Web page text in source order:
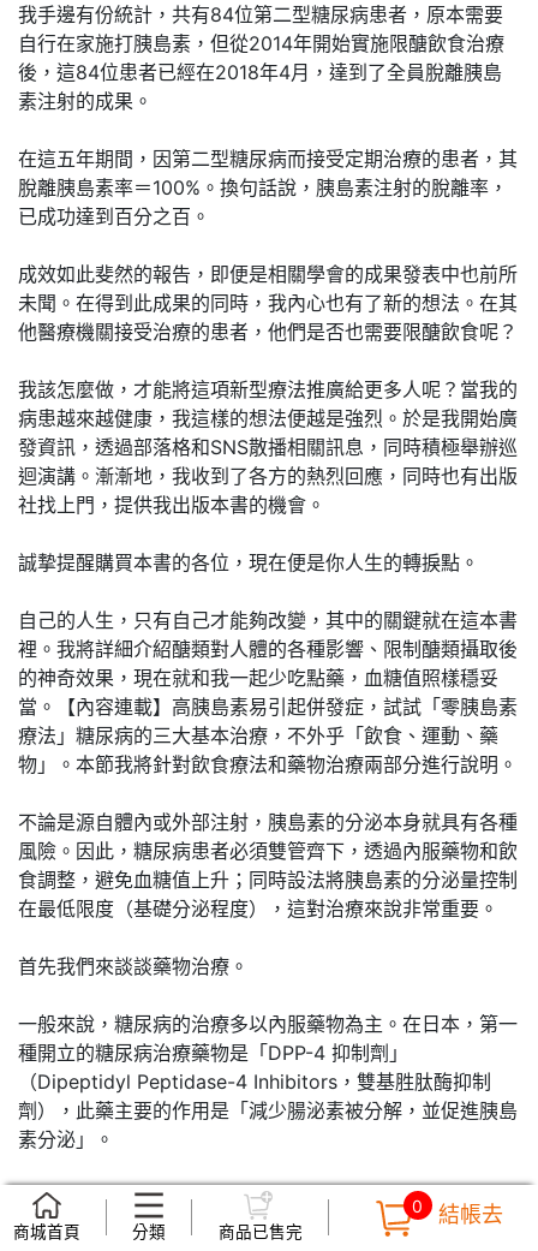
我手邊有份統計，共有84位第二型糖尿病患者，原本需要
自行在家施打胰島素，但從2014年開始實施限醣飲食治療
後，這84位患者已經在2018年4月，達到了全員脫離胰島
素注射的成果。
在這五年期間，因第二型糖尿病而接受定期治療的患者，其
脫離胰島素率＝100%。換句話說，胰島素注射的脫離率，
已成功達到百分之百。
成效如此斐然的報告，即便是相關學會的成果發表中也前所
未聞。在得到此成果的同時，我內心也有了新的想法。在其
他醫療機關接受治療的患者，他們是否也需要限醣飲食呢？
我該怎麼做，才能將這項新型療法推廣給更多人呢？當我的
病患越來越健康，我這樣的想法便越是強烈。於是我開始廣
發資訊，透過部落格和SNS散播相關訊息，同時積極舉辦巡
迴演講。漸漸地，我收到了各方的熱烈回應，同時也有出版
社找上門，提供我出版本書的機會。
誠摯提醒購買本書的各位，現在便是你人生的轉捩點。
自己的人生，只有自己才能夠改變，其中的關鍵就在這本書
裡。我將詳細介紹醣類對人體的各種影響、限制醣類攝取後
的神奇效果，現在就和我一起少吃點藥，血糖值照樣穩妥
當。【內容連載】高胰島素易引起併發症，試試「零胰島素
療法」糖尿病的三大基本治療，不外乎「飲食、運動、藥
物」。本節我將針對飲食療法和藥物治療兩部分進行說明。
不論是源自體內或外部注射，胰島素的分泌本身就具有各種
風險。因此，糖尿病患者必須雙管齊下，透過內服藥物和飲
食調整，避免血糖值上升；同時設法將胰島素的分泌量控制
在最低限度（基礎分泌程度），這對治療來說非常重要。
首先我們來談談藥物治療。
一般來說，糖尿病的治療多以內服藥物為主。在日本，第一
種開立的糖尿病治療藥物是「DPP-4 抑制劑」
（Dipeptidyl Peptidase-4 Inhibitors，雙基胜肽酶抑制
劑），此藥主要的作用是「減少腸泌素被分解，並促進胰島
素分泌」。
但問題來了，仍有胰島素分泌能力的糖尿病患若服用此藥
物，其胰島素就會過度分泌。如此一來，便會引發「高胰島
商城首頁 分類 商品已售完
0 結帳去